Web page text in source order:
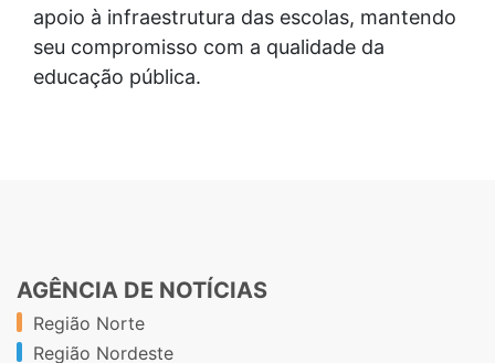
apoio à infraestrutura das escolas, mantendo
seu compromisso com a qualidade da
educação pública.
AGÊNCIA DE NOTÍCIAS
Região Norte
Região Nordeste